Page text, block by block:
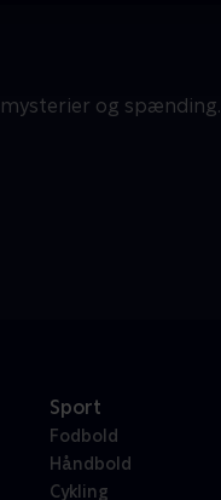
og spænding.
Sport
Fodbold
Håndbold
Cykling